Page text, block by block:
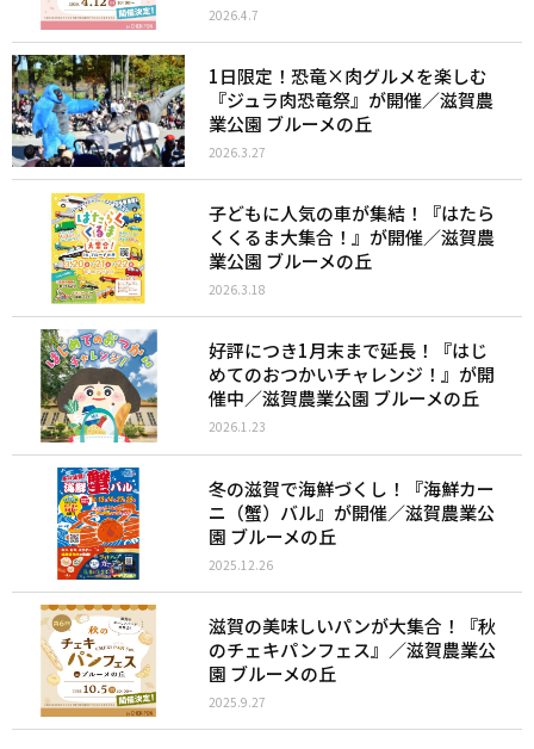
2026.4.7
1日限定！恐竜×肉グルメを楽しむ
『ジュラ肉恐竜祭』が開催／滋賀農
業公園 ブルーメの丘
2026.3.27
子どもに人気の車が集結！『はたら
くくるま大集合！』が開催／滋賀農
業公園 ブルーメの丘
2026.3.18
好評につき1月末まで延長！『はじ
めてのおつかいチャレンジ！』が開
催中／滋賀農業公園 ブルーメの丘
2026.1.23
冬の滋賀で海鮮づくし！『海鮮カー
ニ（蟹）バル』が開催／滋賀農業公
園 ブルーメの丘
2025.12.26
滋賀の美味しいパンが大集合！『秋
のチェキパンフェス』／滋賀農業公
園 ブルーメの丘
2025.9.27